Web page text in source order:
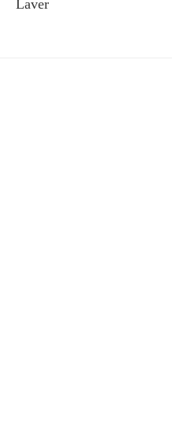
Laver